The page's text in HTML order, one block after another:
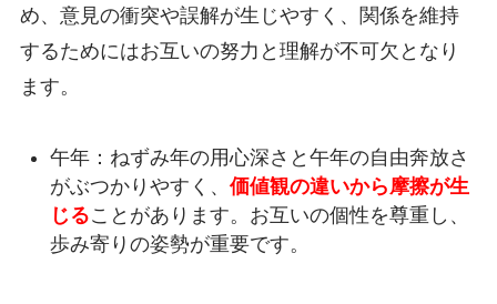
め、意見の衝突や誤解が生じやすく、関係を維持
するためにはお互いの努力と理解が不可欠となり
ます。
午年：ねずみ年の用心深さと午年の自由奔放さ
がぶつかりやすく、 価値観の違いから摩擦が生
じることがあります。お互いの個性を尊重し、
歩み寄りの姿勢が重要です。